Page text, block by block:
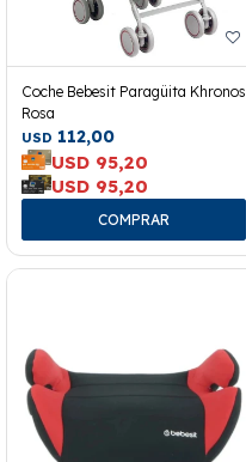
Coche Bebesit Paragüita Khronos
Rosa
USD 112,00
USD 95,20
USD 95,20